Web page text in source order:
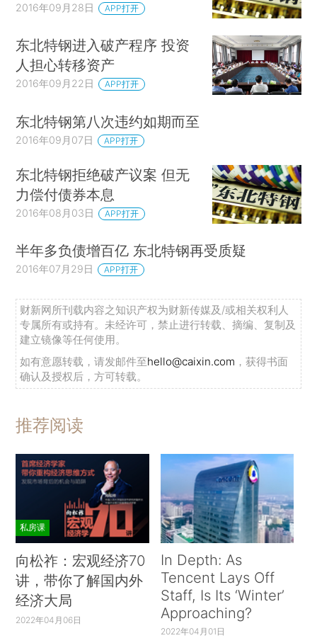
2016年09月28日 APP打开
东北特钢进入破产程序 投资
人担心转移资产
2016年09月22日 APP打开
东北特钢第八次违约如期而至
2016年09月07日 APP打开
东北特钢拒绝破产议案 但无
力偿付债券本息
2016年08月03日 APP打开
半年多负债增百亿 东北特钢再受质疑
2016年07月29日 APP打开
财新网所刊载内容之知识产权为财新传媒及/或相关权利人
专属所有或持有。未经许可，禁止进行转载、摘编、复制及
建立镜像等任何使用。
如有意愿转载，请发邮件至hello@caixin.com ，获得书面
确认及授权后，方可转载。
推荐阅读
私房课
向松祚：宏观经济70
讲，带你了解国内外
经济大局
2022年04月06日
In Depth: As
Tencent Lays Off
Staff, Is Its ‘Winter’
Approaching?
2022年04月01日